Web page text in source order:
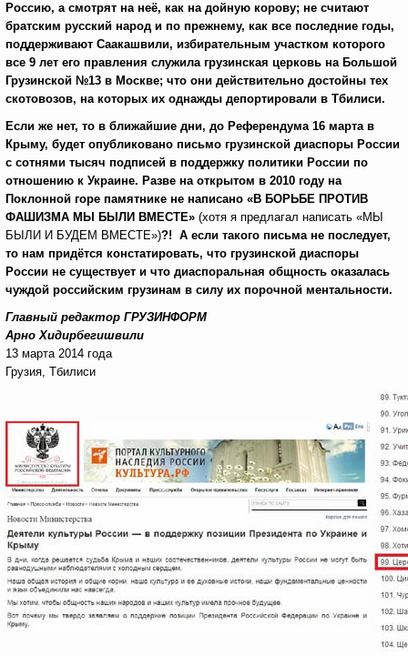
Россию, а смотрят на неё, как на дойную корову; не считают
братским русский народ и по прежнему, как все последние годы,
поддерживают Саакашвили, избирательным участком которого
все 9 лет его правления служила грузинская церковь на Большой
Грузинской №13 в Москве; что они действительно достойны тех
скотовозов, на которых их однажды депортировали в Тбилиси.
Если же нет, то в ближайшие дни, до Референдума 16 марта в
Крыму, будет опубликовано письмо грузинской диаспоры России
с сотнями тысяч подписей в поддержку политики России по
отношению к Украине. Разве на открытом в 2010 году на
Поклонной горе памятнике не написано «В БОРЬБЕ ПРОТИВ
ФАШИЗМА МЫ БЫЛИ ВМЕСТЕ» (хотя я предлагал написать «МЫ
БЫЛИ И БУДЕМ ВМЕСТЕ»)?! А если такого письма не последует,
то нам придётся констатировать, что грузинской диаспоры
России не существует и что диаспоральная общность оказалась
чуждой российским грузинам в силу их порочной ментальности.
Главный редактор ГРУЗИНФОРМ
Арно Хидирбегишвили
13 марта 2014 года
Грузия, Тбилиси